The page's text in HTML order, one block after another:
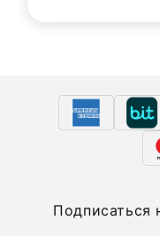
Подписаться